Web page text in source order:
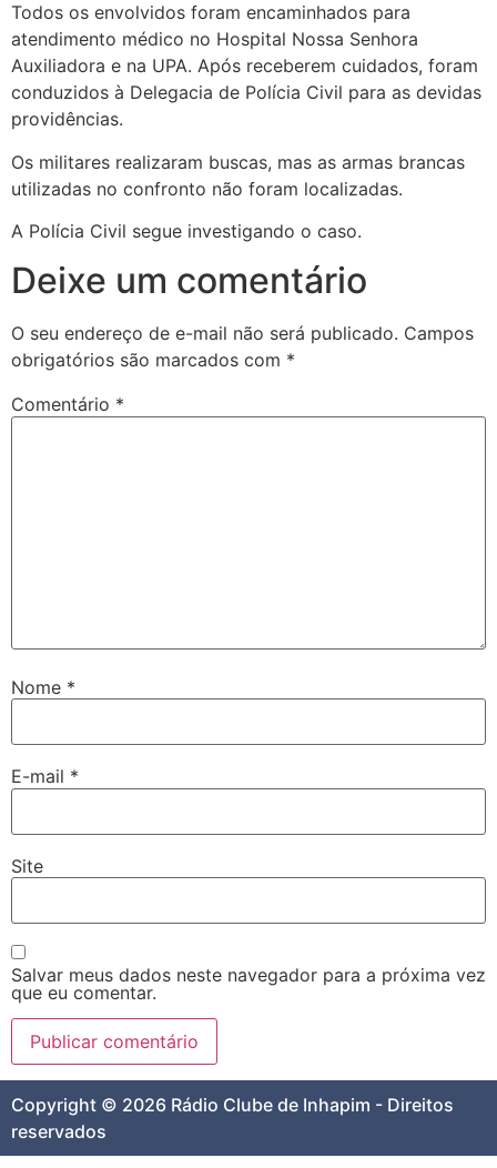
Todos os envolvidos foram encaminhados para
atendimento médico no Hospital Nossa Senhora
Auxiliadora e na UPA. Após receberem cuidados, foram
conduzidos à Delegacia de Polícia Civil para as devidas
providências.
Os militares realizaram buscas, mas as armas brancas
utilizadas no confronto não foram localizadas.
A Polícia Civil segue investigando o caso.
Deixe um comentário
O seu endereço de e-mail não será publicado. Campos
obrigatórios são marcados com *
Comentário *
Nome *
E-mail *
Site
Salvar meus dados neste navegador para a próxima vez
que eu comentar.
Copyright © 2026 Rádio Clube de Inhapim - Direitos
reservados